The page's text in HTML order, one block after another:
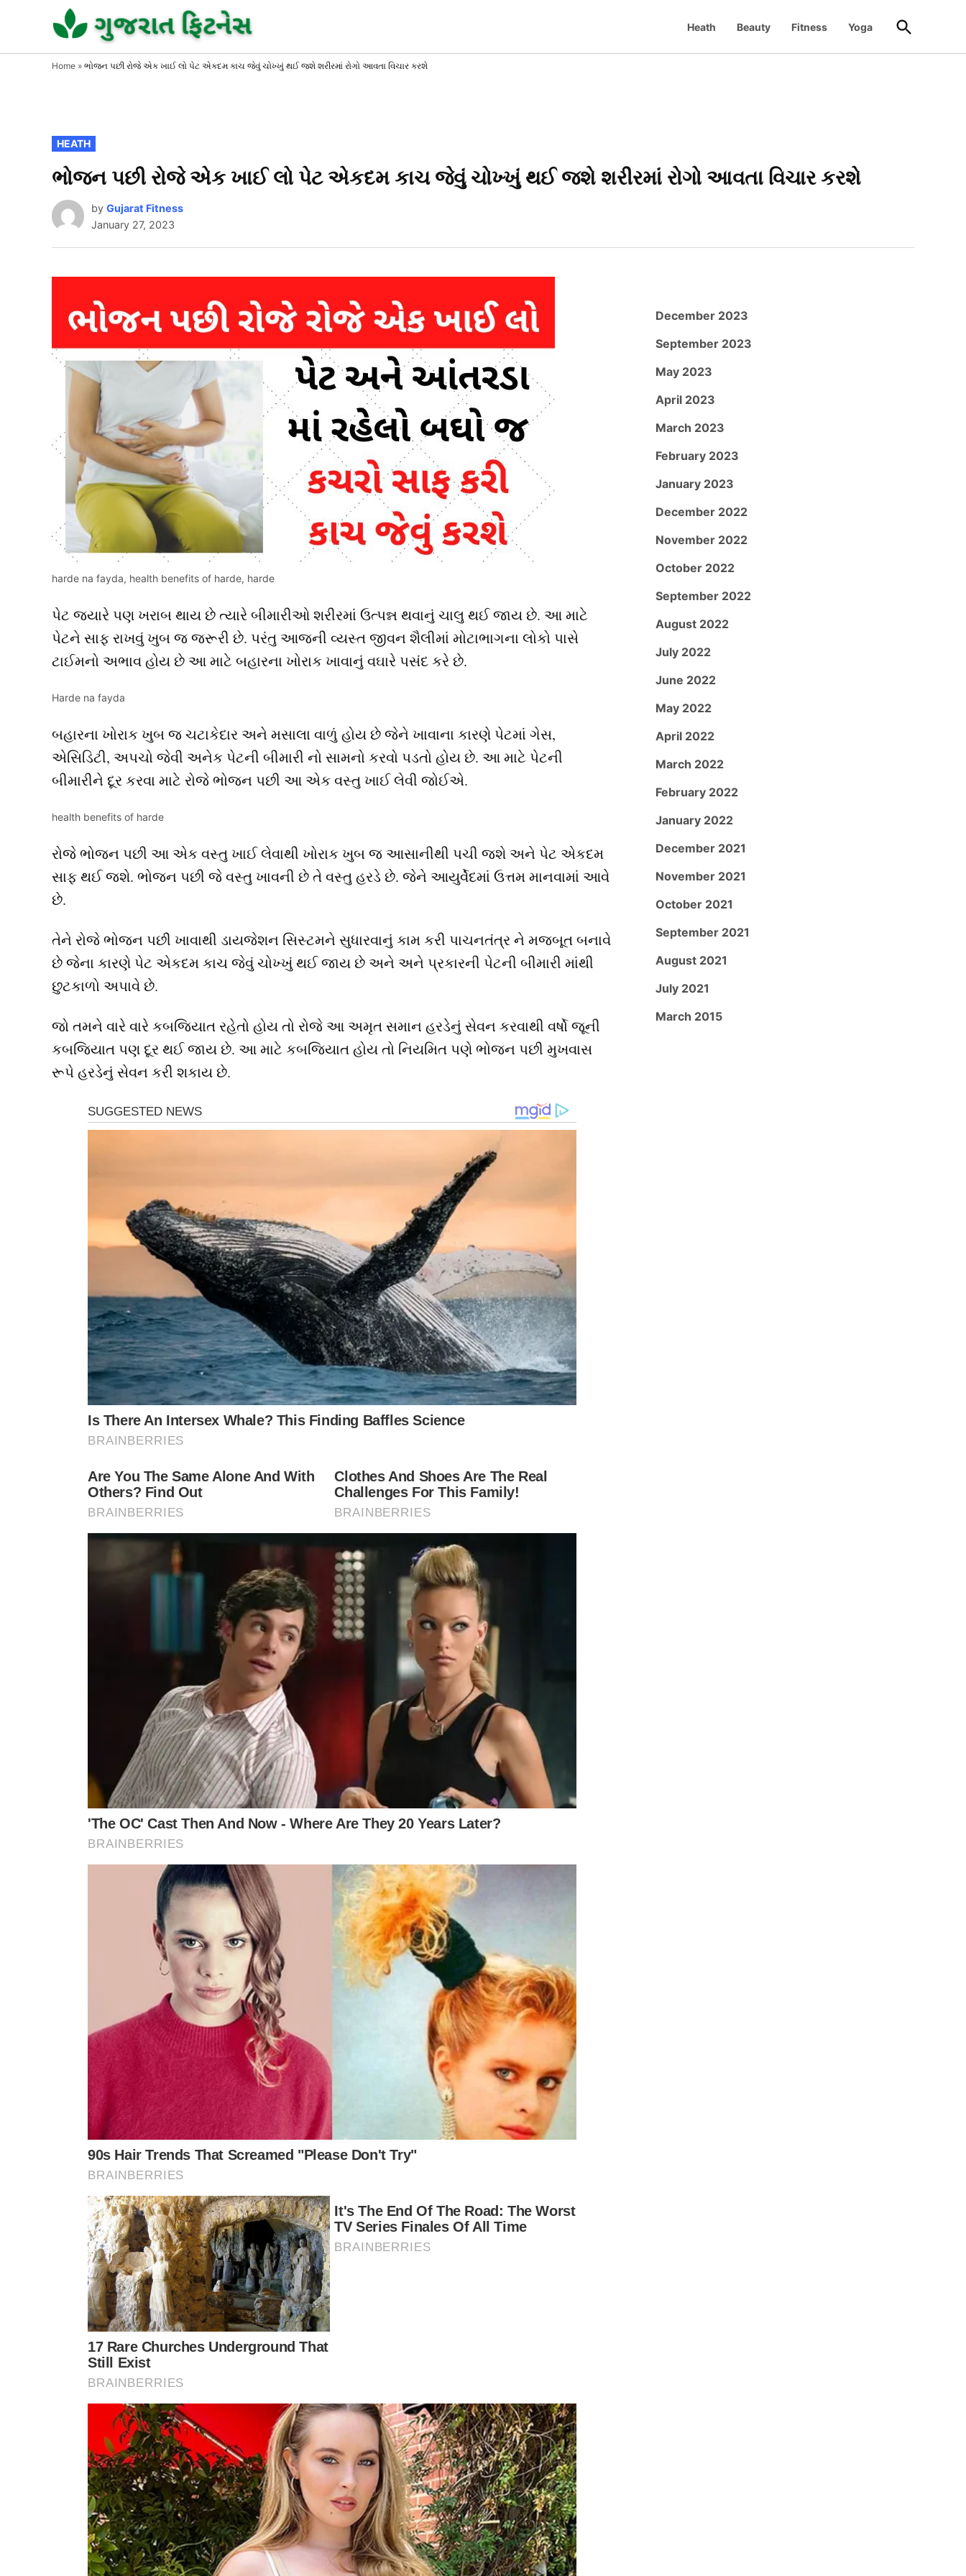
content
FITNESS
Heath Beauty Fitness Yoga
Open
Search
Home » ભોજન પછી રોજે એક ખાઈ લો પેટ એકદમ કાચ જેવું ચોખ્ખું થઈ જશે શરીરમાં રોગો આવતા વિચાર કરશે
POSTED
IN
HEATH
ભોજન પછી રોજે એક ખાઈ લો પેટ એકદમ કાચ જેવું ચોખ્ખું થઈ જશે શરીરમાં રોગો આવતા વિચાર કરશે
by Gujarat Fitness
January 27, 2023
harde na fayda, health benefits of harde, harde
પેટ જયારે પણ ખરાબ થાય છે ત્યારે બીમારીઓ શરીરમાં ઉત્પન્ન થવાનું ચાલુ થઈ જાય છે. આ માટે
પેટને સાફ રાખવું ખુબ જ જરૂરી છે. પરંતુ આજની વ્યસ્ત જીવન શૈલીમાં મોટાભાગના લોકો પાસે
ટાઈમનો અભાવ હોય છે આ માટે બહારના ખોરાક ખાવાનું વઘારે પસંદ કરે છે.
Harde na fayda
બહારના ખોરાક ખુબ જ ચટાકેદાર અને મસાલા વાળું હોય છે જેને ખાવાના કારણે પેટમાં ગેસ,
એસિડિટી, અપચો જેવી અનેક પેટની બીમારી નો સામનો કરવો પડતો હોય છે. આ માટે પેટની
બીમારીને દૂર કરવા માટે રોજે ભોજન પછી આ એક વસ્તુ ખાઈ લેવી જોઈએ.
health benefits of harde
રોજે ભોજન પછી આ એક વસ્તુ ખાઈ લેવાથી ખોરાક ખુબ જ આસાનીથી પચી જશે અને પેટ એકદમ
સાફ થઈ જશે. ભોજન પછી જે વસ્તુ ખાવની છે તે વસ્તુ હરડે છે. જેને આયુર્વેદમાં ઉત્તમ માનવામાં આવે
છે.
તેને રોજે ભોજન પછી ખાવાથી ડાયજેશન સિસ્ટમને સુધારવાનું કામ કરી પાચનતંત્ર ને મજબૂત બનાવે
છે જેના કારણે પેટ એકદમ કાચ જેવું ચોખ્ખું થઈ જાય છે અને અને પ્રકારની પેટની બીમારી માંથી
છુટકાળો અપાવે છે.
જો તમને વારે વારે કબજિયાત રહેતો હોય તો રોજે આ અમૃત સમાન હરડેનું સેવન કરવાથી વર્ષો જૂની
કબજિયાત પણ દૂર થઈ જાય છે. આ માટે કબજિયાત હોય તો નિયમિત પણે ભોજન પછી મુખવાસ
રૂપે હરડેનું સેવન કરી શકાય છે.
December 2023
September 2023
May 2023
April 2023
March 2023
February 2023
January 2023
December 2022
November 2022
October 2022
September 2022
August 2022
July 2022
June 2022
May 2022
April 2022
March 2022
February 2022
January 2022
December 2021
November 2021
October 2021
September 2021
August 2021
July 2021
March 2015